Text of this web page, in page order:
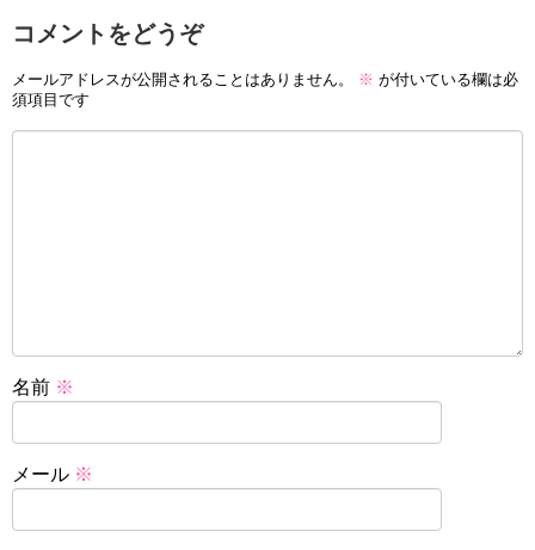
コメントをどうぞ
メールアドレスが公開されることはありません。 ※ が付いている欄は必
須項目です
名前 ※
メール ※